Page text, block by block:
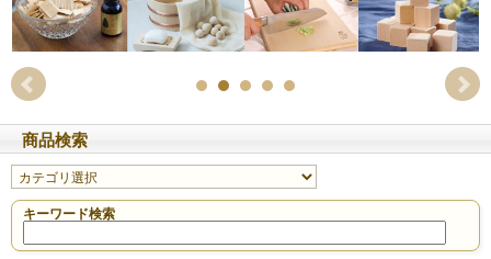
商品検索
キーワード検索